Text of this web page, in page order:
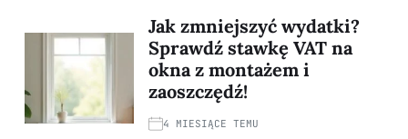
Jak zmniejszyć wydatki?
Sprawdź stawkę VAT na
okna z montażem i
zaoszczędź!
4 MIESIĄCE TEMU